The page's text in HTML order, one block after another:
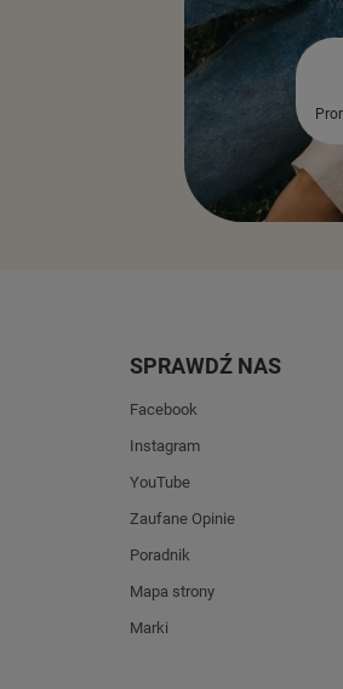
SPRAWDŹ NAS
Facebook
Instagram
YouTube
Zaufane Opinie
Poradnik
Mapa strony
Marki